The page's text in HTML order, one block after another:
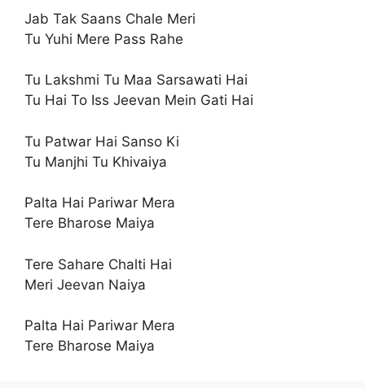
Jab Tak Saans Chale Meri
Tu Yuhi Mere Pass Rahe
Tu Lakshmi Tu Maa Sarsawati Hai
Tu Hai To Iss Jeevan Mein Gati Hai
Tu Patwar Hai Sanso Ki
Tu Manjhi Tu Khivaiya
Palta Hai Pariwar Mera
Tere Bharose Maiya
Tere Sahare Chalti Hai
Meri Jeevan Naiya
Palta Hai Pariwar Mera
Tere Bharose Maiya